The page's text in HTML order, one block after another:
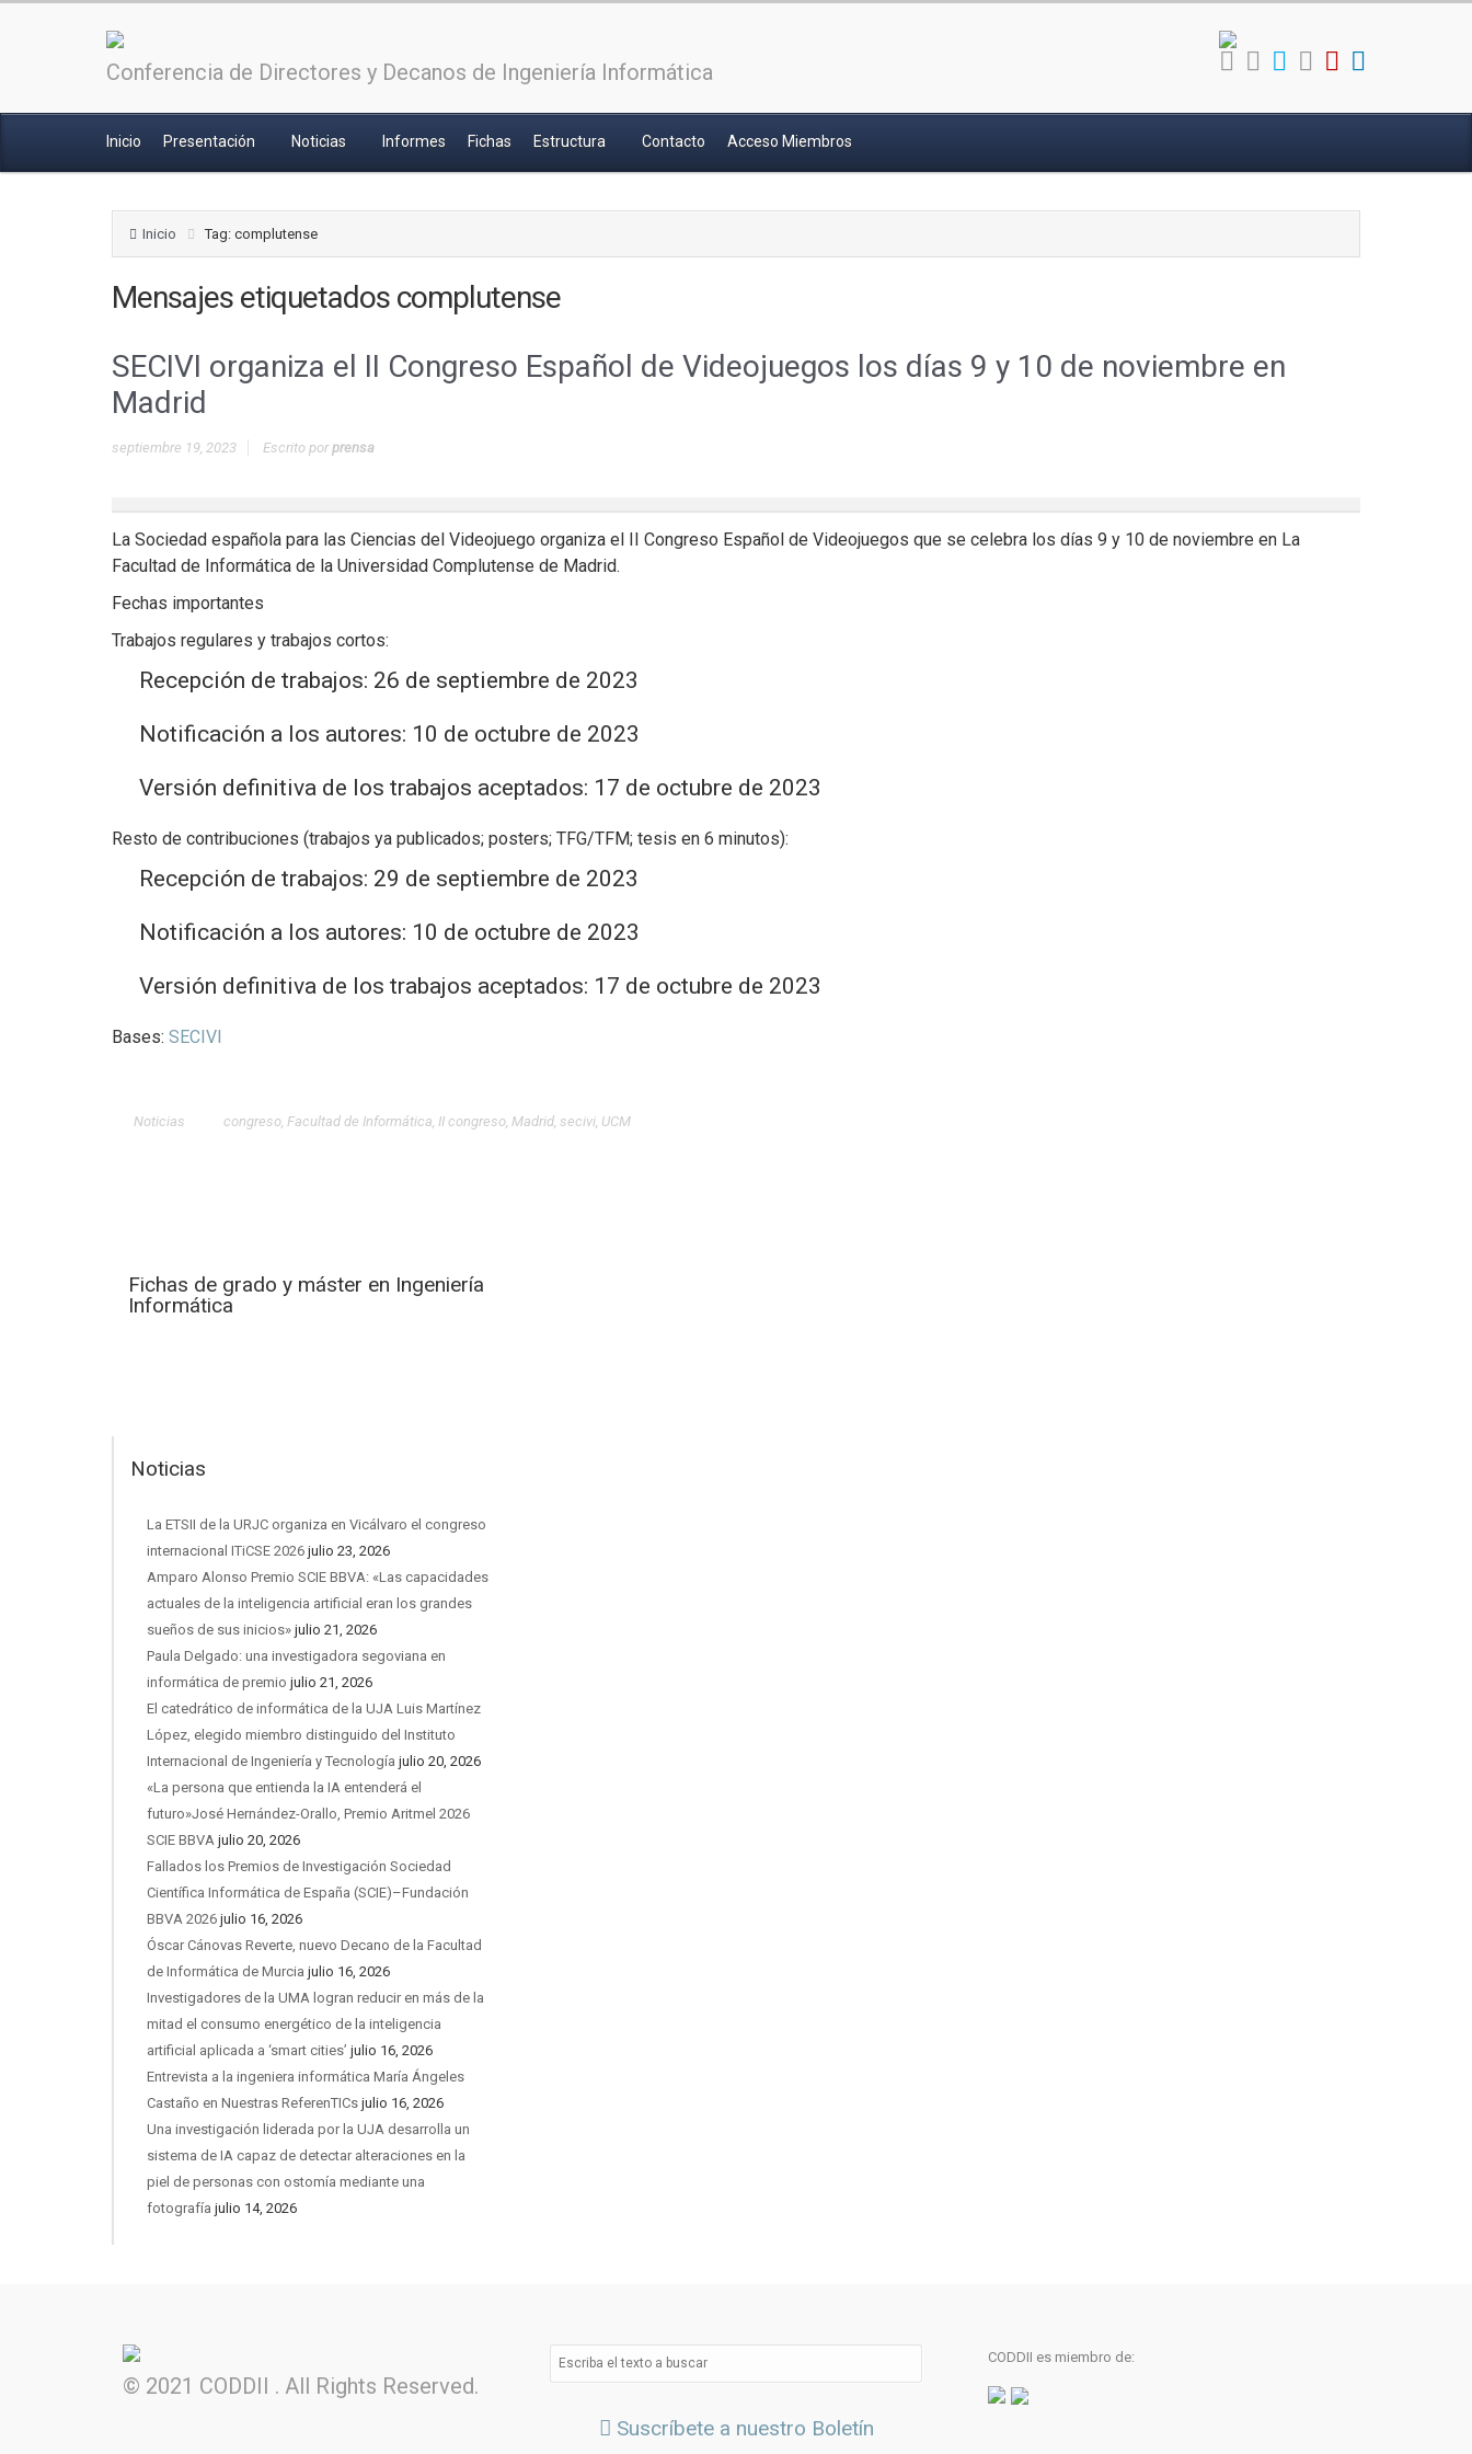
Conferencia de Directores y Decanos de Ingeniería Informática
Inicio Presentación Noticias Informes Fichas Estructura Contacto Acceso Miembros
Inicio Tag: complutense
Mensajes etiquetados complutense
SECIVI organiza el II Congreso Español de Videojuegos los días 9 y 10 de noviembre en
Madrid
septiembre 19, 2023 Escrito porprensa
La Sociedad española para las Ciencias del Videojuego organiza el II Congreso Español de Videojuegos que se celebra los días 9 y 10 de noviembre en La
Facultad de Informática de la Universidad Complutense de Madrid.
Fechas importantes
Trabajos regulares y trabajos cortos:
Recepción de trabajos: 26 de septiembre de 2023
Notificación a los autores: 10 de octubre de 2023
Versión definitiva de los trabajos aceptados: 17 de octubre de 2023
Resto de contribuciones (trabajos ya publicados; posters; TFG/TFM; tesis en 6 minutos):
Recepción de trabajos: 29 de septiembre de 2023
Notificación a los autores: 10 de octubre de 2023
Versión definitiva de los trabajos aceptados: 17 de octubre de 2023
Bases: SECIVI
Noticias congreso Facultad de Informática II congreso Madrid secivi UCM
Fichas de grado y máster en Ingeniería
Informática
Noticias
La ETSII de la URJC organiza en Vicálvaro el congreso
internacional ITiCSE 2026 julio 23, 2026
Amparo Alonso Premio SCIE BBVA: «Las capacidades
actuales de la inteligencia artificial eran los grandes
sueños de sus inicios» julio 21, 2026
Paula Delgado: una investigadora segoviana en
informática de premio julio 21, 2026
El catedrático de informática de la UJA Luis Martínez
López, elegido miembro distinguido del Instituto
Internacional de Ingeniería y Tecnología julio 20, 2026
«La persona que entienda la IA entenderá el
futuro»José Hernández-Orallo, Premio Aritmel 2026
SCIE BBVA julio 20, 2026
Fallados los Premios de Investigación Sociedad
Científica Informática de España (SCIE)–Fundación
BBVA 2026 julio 16, 2026
Óscar Cánovas Reverte, nuevo Decano de la Facultad
de Informática de Murcia julio 16, 2026
Investigadores de la UMA logran reducir en más de la
mitad el consumo energético de la inteligencia
artificial aplicada a ‘smart cities’ julio 16, 2026
Entrevista a la ingeniera informática María Ángeles
Castaño en Nuestras ReferenTICs julio 16, 2026
Una investigación liderada por la UJA desarrolla un
sistema de IA capaz de detectar alteraciones en la
piel de personas con ostomía mediante una
fotografía julio 14, 2026
© 2021 CODDII . All Rights Reserved.
Suscríbete a nuestro Boletín
CODDII es miembro de: